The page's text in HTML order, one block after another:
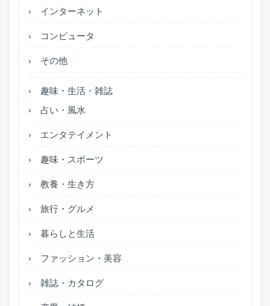
インターネット
コンピュータ
その他
趣味・生活・雑誌
占い・風水
エンタテイメント
趣味・スポーツ
教養・生き方
旅行・グルメ
暮らしと生活
ファッション・美容
雑誌・カタログ